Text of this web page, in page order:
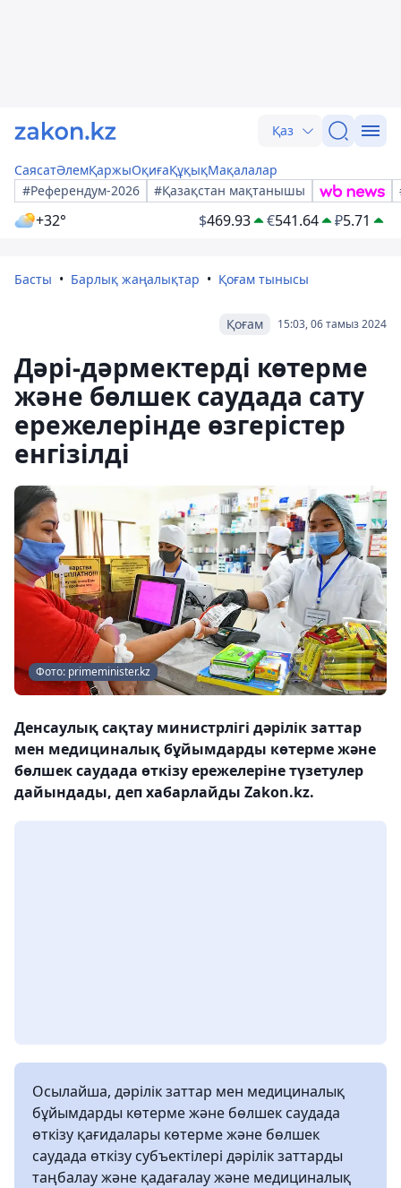
Қаз
СаясатӘлемҚаржыОқиғаҚұқықМақалалар
#Референдум-2026
#Қазақстан мақтанышы
+32° $469.93 €541.64 ₽5.71
Басты Барлық жаңалықтар Қоғам тынысы
15:03, 06 тамыз 2024
Қоғам
Дәрі-дәрмектерді көтерме
және бөлшек саудада сату
ережелерінде өзгерістер
енгізілді
Фото: primeminister.kz
Денсаулық сақтау министрлігі дәрілік заттар
мен медициналық бұйымдарды көтерме және
бөлшек саудада өткізу ережелеріне түзетулер
дайындады, деп хабарлайды Zakon.kz.
Осылайша, дәрілік заттар мен медициналық
бұйымдарды көтерме және бөлшек саудада
өткізу қағидалары көтерме және бөлшек
саудада өткізу субъектілері дәрілік заттарды
таңбалау және қадағалау және медициналық